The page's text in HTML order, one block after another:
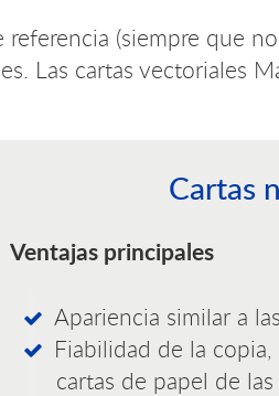
(siempre que
Las cartas vectoriales
Cartas
Ventajas principales
Apariencia similar a
Fiabilidad de la
cartas de papel de